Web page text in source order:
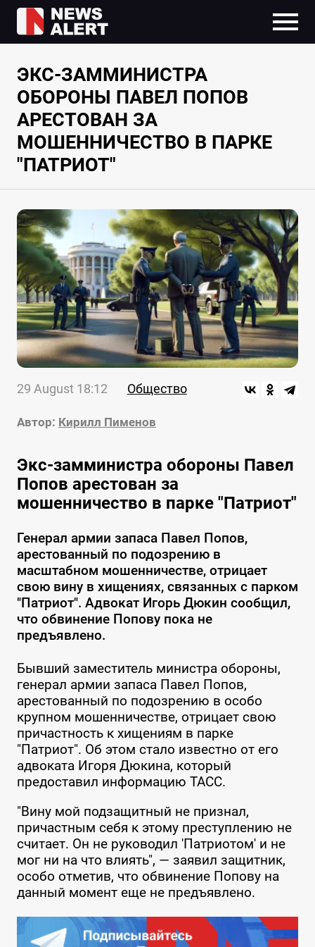
ЭКС-ЗАММИНИСТРА
ОБОРОНЫ ПАВЕЛ ПОПОВ
АРЕСТОВАН ЗА
МОШЕННИЧЕСТВО В ПАРКЕ
"ПАТРИОТ"
29 August 18:12 Общество
Автор: Кирилл Пименов
Экс-замминистра обороны Павел
Попов арестован за
мошенничество в парке "Патриот"
Генерал армии запаса Павел Попов,
арестованный по подозрению в
масштабном мошенничестве, отрицает
свою вину в хищениях, связанных с парком
"Патриот". Адвокат Игорь Дюкин сообщил,
что обвинение Попову пока не
предъявлено.
Бывший заместитель министра обороны,
генерал армии запаса Павел Попов,
арестованный по подозрению в особо
крупном мошенничестве, отрицает свою
причастность к хищениям в парке
"Патриот". Об этом стало известно от его
адвоката Игоря Дюкина, который
предоставил информацию ТАСС.
"Вину мой подзащитный не признал,
причастным себя к этому преступлению не
считает. Он не руководил 'Патриотом' и не
мог ни на что влиять", — заявил защитник,
особо отметив, что обвинение Попову на
данный момент еще не предъявлено.